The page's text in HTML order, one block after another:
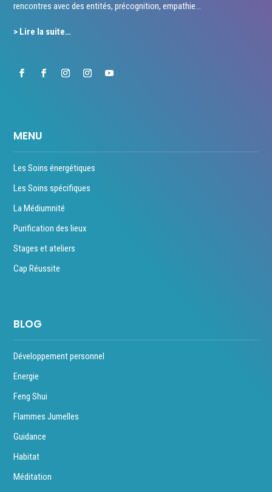
rencontres avec des entités, précognition, empathie…
> Lire la suite…
MENU
Les Soins énergétiques
Les Soins spécifiques
La Médiumnité
Purification des lieux
Stages et ateliers
Cap Réussite
BLOG
Développement personnel
Energie
Feng Shui
Flammes Jumelles
Guidance
Habitat
Méditation